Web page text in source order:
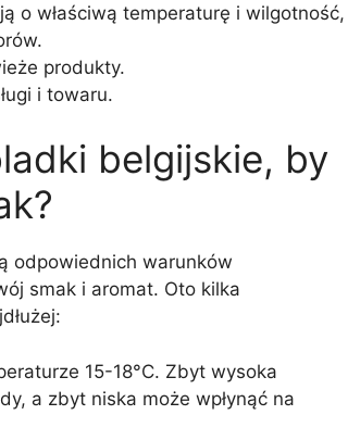
o właściwą temperaturę i wilgotność,
produkty.
i towaru.
belgijskie, by
odpowiednich warunków
smak i aromat. Oto kilka
15-18°C. Zbyt wysoka
a zbyt niska może wpłynąć na